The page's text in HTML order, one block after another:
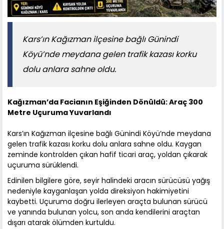
Kars’ın Kağızman ilçesine bağlı Günindi
Köyü’nde meydana gelen trafik kazası korku
dolu anlara sahne oldu.
Kağızman’da Facianın Eşiğinden Dönüldü: Araç 300
Metre Uçuruma Yuvarlandı
Kars’ın Kağızman ilçesine bağlı Günindi Köyü’nde meydana
gelen trafik kazası korku dolu anlara sahne oldu. Kaygan
zeminde kontrolden çıkan hafif ticari araç, yoldan çıkarak
uçuruma sürüklendi.
Edinilen bilgilere göre, seyir halindeki aracın sürücüsü yağış
nedeniyle kayganlaşan yolda direksiyon hakimiyetini
kaybetti. Uçuruma doğru ilerleyen araçta bulunan sürücü
ve yanında bulunan yolcu, son anda kendilerini araçtan
dışarı atarak ölümden kurtuldu.